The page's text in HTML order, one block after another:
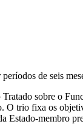
de seis
sobre o
trio fixa os
Estado-membro